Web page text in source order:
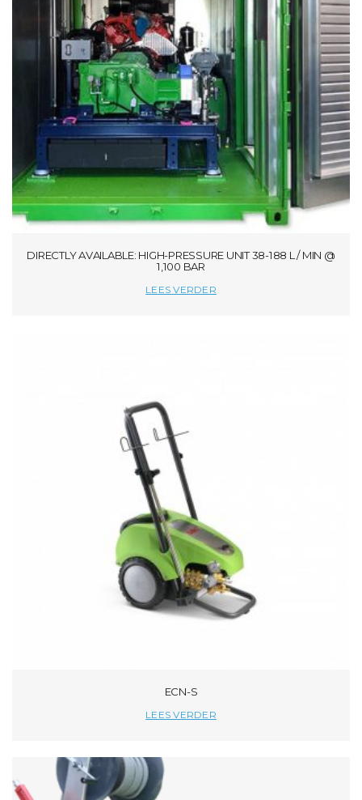
DIRECTLY AVAILABLE: HIGH-PRESSURE UNIT 38-188 L / MIN @
1,100 BAR
LEES VERDER
ECN-S
LEES VERDER